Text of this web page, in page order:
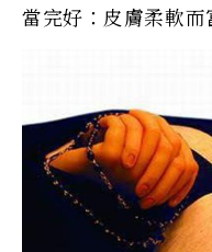
當完好：皮膚柔軟而